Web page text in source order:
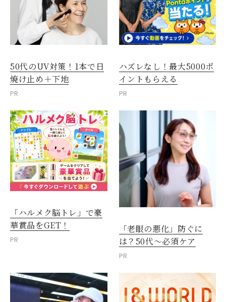
50代のUV対策！1本で日
焼け止め＋下地
PR
ハズレなし！最大5000ポ
イントもらえる
PR
「ハルメク脳トレ」で豪
華賞品をGET！
PR
「老眼の悪化」防ぐに
は？50代～必須ケア
PR